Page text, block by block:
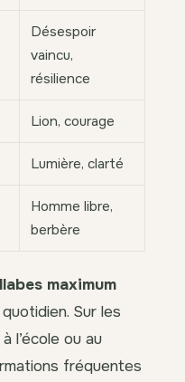
Désespoir
vaincu,
résilience
Lion, courage
Lumière, clarté
Homme libre,
berbère
maximum
Sur les
l’école ou au
fréquentes